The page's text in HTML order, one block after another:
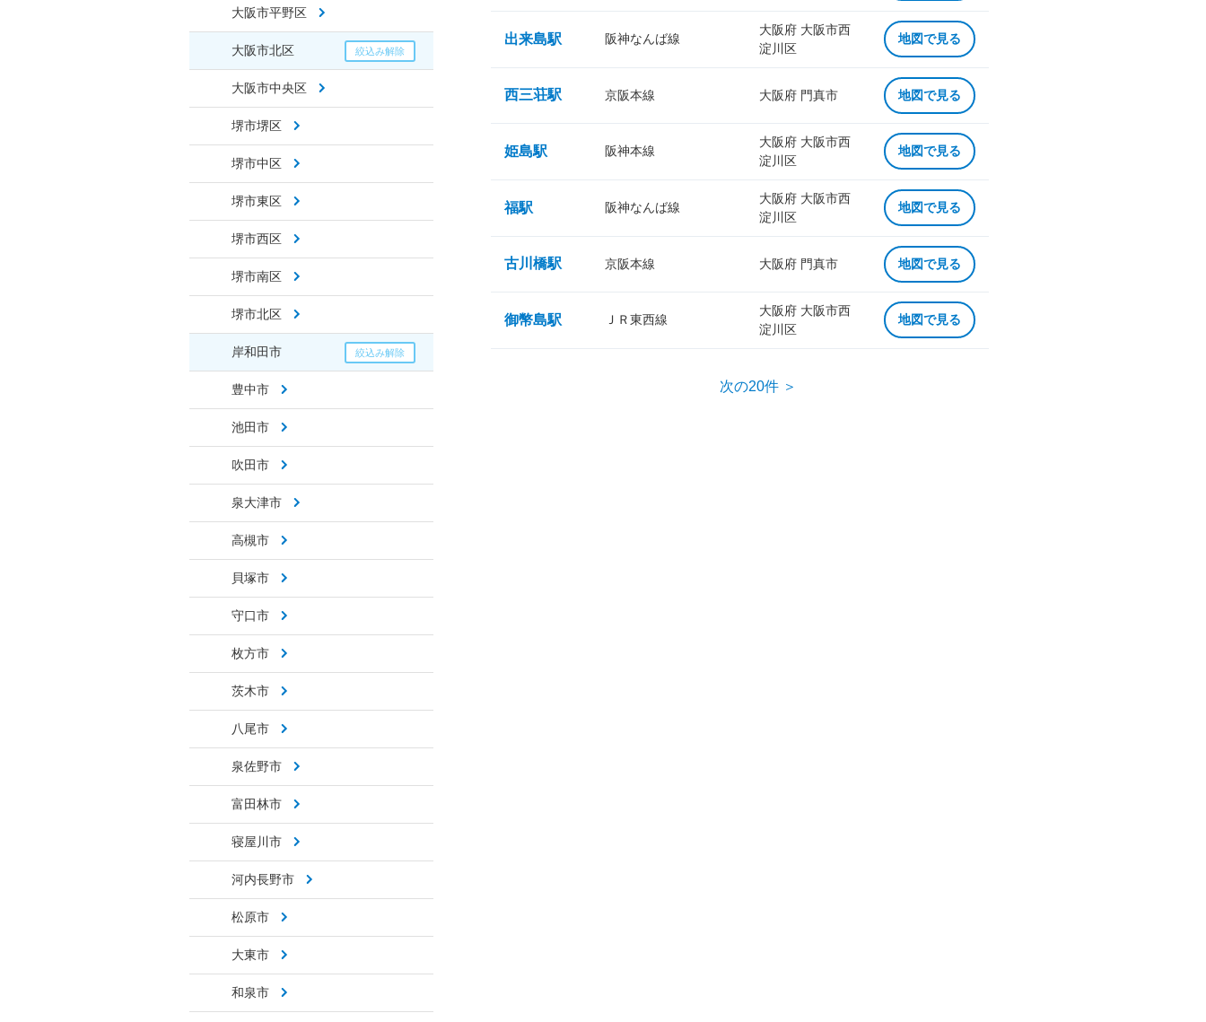
大阪市平野区
大阪市北区
大阪市中央区
堺市堺区
堺市中区
堺市東区
堺市西区
堺市南区
堺市北区
岸和田市
豊中市
池田市
吹田市
泉大津市
高槻市
貝塚市
守口市
枚方市
茨木市
八尾市
泉佐野市
富田林市
寝屋川市
河内長野市
松原市
大東市
和泉市
出来島駅 阪神なんば線
大阪府 大阪市西
淀川区
地図で見る
西三荘駅 京阪本線 大阪府 門真市 地図で見る
姫島駅 阪神本線
大阪府 大阪市西
淀川区
地図で見る
福駅 阪神なんば線
大阪府 大阪市西
淀川区
地図で見る
古川橋駅 京阪本線 大阪府 門真市 地図で見る
御幣島駅 ＪＲ東西線
大阪府 大阪市西
淀川区
地図で見る
次の20件 ＞